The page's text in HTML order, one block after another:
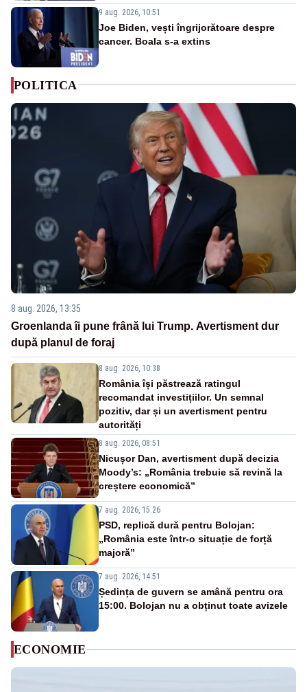
9 aug. 2026, 10:51
Joe Biden, vești îngrijorătoare despre
cancer. Boala s-a extins
POLITICA
8 aug. 2026, 13:35
Groenlanda îi pune frână lui Trump. Avertisment dur
după planul de foraj
8 aug. 2026, 10:38
România își păstrează ratingul
recomandat investițiilor. Un semnal
pozitiv, dar și un avertisment pentru
autorități
8 aug. 2026, 08:51
Nicușor Dan, avertisment după decizia
Moody’s: „România trebuie să revină la
creștere economică”
7 aug. 2026, 15:26
PSD, replică dură pentru Bolojan:
„România este într-o situație de forță
majoră”
7 aug. 2026, 14:51
Ședința de guvern se amână pentru ora
15:00. Bolojan nu a obținut toate avizele
ECONOMIE